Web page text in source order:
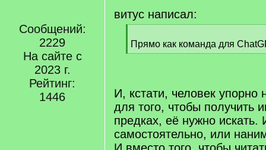
Сообщений:
2229
На сайте с
2023 г.
Рейтинг:
1446
витус написал:
q
]
Прямо как команда для
[
И, кстати, человек упорно
для того, чтобы получить
предках, её нужно искать.
самостоятельно, или